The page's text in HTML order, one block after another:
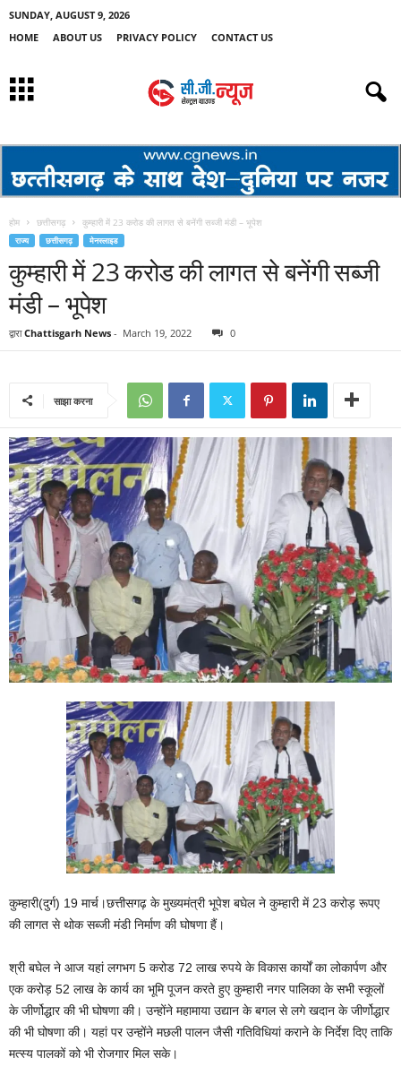
SUNDAY, AUGUST 9, 2026
HOME
ABOUT US PRIVACY POLICY CONTACT US
होम छत्तीसगढ़ कुम्हारी में 23 करोड की लागत से बनेंगी सब्जी मंडी – भूपेश
राज्य छत्तीसगढ़ मेनस्लाइड
कुम्हारी में 23 करोड की लागत से बनेंगी सब्जी
मंडी – भूपेश
द्वारा Chattisgarh News - March 19, 2022 0
साझा करना
कुम्हारी(दुर्ग) 19 मार्च।छत्तीसगढ़ के मुख्यमंत्री भूपेश बघेल ने कुम्हारी में 23 करोड़ रूपए
की लागत से थोक सब्जी मंडी निर्माण की घोषणा हैं।
श्री बघेल ने आज यहां लगभग 5 करोड 72 लाख रुपये के विकास कार्यों का लोकार्पण और
एक करोड़ 52 लाख के कार्य का भूमि पूजन करते हुए कुम्हारी नगर पालिका के सभी स्कूलों
के जीर्णोद्धार की भी घोषणा की। उन्होंने महामाया उद्यान के बगल से लगे खदान के जीर्णोद्धार
की भी घोषणा की। यहां पर उन्होंने मछली पालन जैसी गतिविधियां कराने के निर्देश दिए ताकि
मत्स्य पालकों को भी रोजगार मिल सके।